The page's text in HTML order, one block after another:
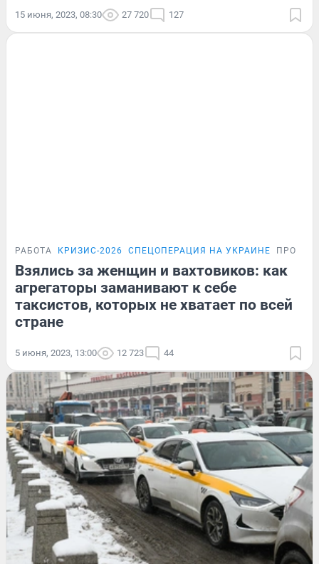
15 июня, 2023, 08:30 27 720 127
РАБОТА КРИЗИС-2026 СПЕЦОПЕРАЦИЯ НА УКРАИНЕ
Взялись за женщин и вахтовиков: как
агрегаторы заманивают к себе
таксистов, которых не хватает по всей
стране
5 июня, 2023, 13:00 12 723 44